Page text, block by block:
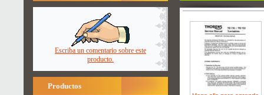
Escriba un comentario sobre este
producto.
Productos